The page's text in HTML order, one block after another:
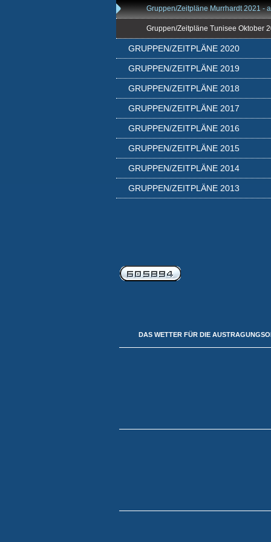
Gruppen/Zeitpläne Murrhardt 2021 -
Gruppen/Zeitpläne Tunisee Oktober
GRUPPEN/ZEITPLÄNE 2020
GRUPPEN/ZEITPLÄNE 2019
GRUPPEN/ZEITPLÄNE 2018
GRUPPEN/ZEITPLÄNE 2017
GRUPPEN/ZEITPLÄNE 2016
GRUPPEN/ZEITPLÄNE 2015
GRUPPEN/ZEITPLÄNE 2014
GRUPPEN/ZEITPLÄNE 2013
DAS WETTER FÜR DIE